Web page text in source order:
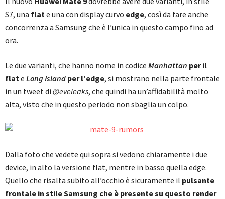
S7, una flate una con display curvo edge, così da fare anche
concorrenza a Samsung che è l’unica in questo campo fino ad
ora.
Le due varianti, che hanno nome in codice Manhattan per il
flate Long Island per l’edge, si mostrano nella parte frontale
in un tweet di @eveleaks, che quindi ha un’affidabilità molto
alta, visto che in questo periodo non sbaglia un colpo.
Dalla foto che vedete qui sopra si vedono chiaramente i due
device, in alto la versione flat, mentre in basso quella edge.
Quello che risalta subito all’occhio è sicuramente il pulsante
frontale in stile Samsung che è presente su questo render